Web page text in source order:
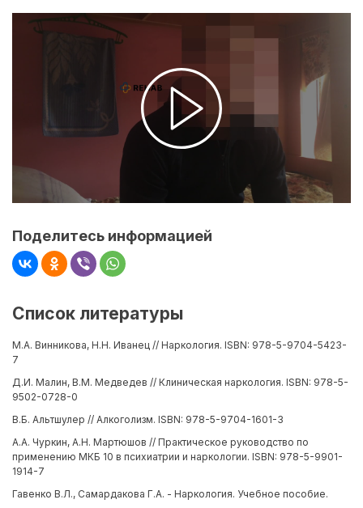
Поделитесь информацией
Список литературы
М.А. Винникова, Н.Н. Иванец // Наркология. ISBN: 978-5-9704-5423-
7
Д.И. Малин, В.М. Медведев // Клиническая наркология. ISBN: 978-5-
9502-0728-0
В.Б. Альтшулер // Алкоголизм. ISBN: 978-5-9704-1601-3
А.А. Чуркин, А.Н. Мартюшов // Практическое руководство по
применению МКБ 10 в психиатрии и наркологии. ISBN: 978-5-9901-
1914-7
Гавенко В.Л., Самардакова Г.А. - Наркология. Учебное пособие.